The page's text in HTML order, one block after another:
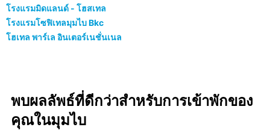
โรงแรมมิดแลนด์ - โฮสเทล
โรงแรมโซฟิเทลมุมไบ Bkc
โฮเทล พาร์เล อินเตอร์เนชั่นเนล
พบผลลัพธ์ที่ดีกว่าสำหรับการเข้าพักของ
คุณในมุมไบ